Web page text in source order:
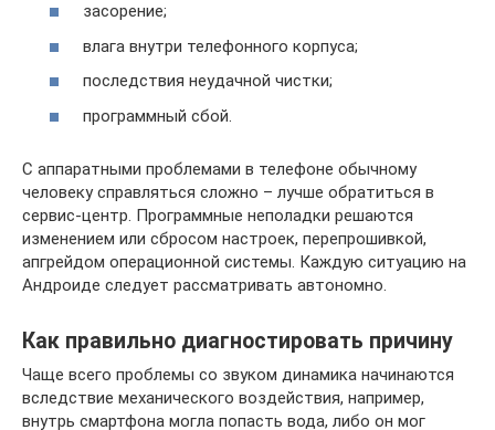
засорение;
влага внутри телефонного корпуса;
последствия неудачной чистки;
программный сбой.
С аппаратными проблемами в телефоне обычному
человеку справляться сложно – лучше обратиться в
сервис-центр. Программные неполадки решаются
изменением или сбросом настроек, перепрошивкой,
апгрейдом операционной системы. Каждую ситуацию на
Андроиде следует рассматривать автономно.
Как правильно диагностировать причину
Чаще всего проблемы со звуком динамика начинаются
вследствие механического воздействия, например,
внутрь смартфона могла попасть вода, либо он мог